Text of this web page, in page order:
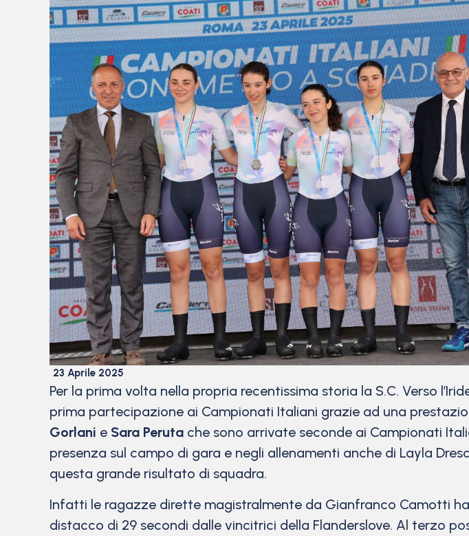
23 Aprile 2025
Per la prima volta nella propria recentissima storia la S.C. Verso
prima partecipazione ai Campionati Italiani grazie ad una
Gorlani e Sara Peruta che sono arrivate seconde ai Campionati
presenza sul campo di gara e negli allenamenti anche di Layla
questa grande risultato di squadra.
Infatti le ragazze dirette magistralmente da Gianfranco Camotti
distacco di 29 secondi dalle vincitrici della Flanderslove. Al terzo